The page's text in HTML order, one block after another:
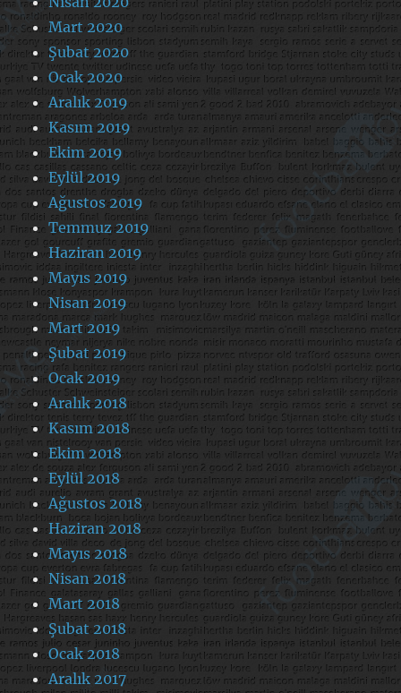
Mart 2020
Şubat 2020
Ocak 2020
Aralık 2019
Kasım 2019
Ekim 2019
Eylül 2019
Ağustos 2019
Temmuz 2019
Haziran 2019
Mayıs 2019
Nisan 2019
Mart 2019
Şubat 2019
Ocak 2019
Aralık 2018
Kasım 2018
Ekim 2018
Eylül 2018
Ağustos 2018
Haziran 2018
Mayıs 2018
Nisan 2018
Mart 2018
Şubat 2018
Ocak 2018
Aralık 2017